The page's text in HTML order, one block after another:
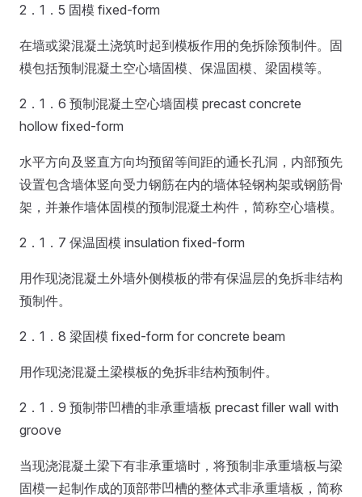
2．1．5 固模 fixed-form
在墙或梁混凝土浇筑时起到模板作用的免拆除预制件。固
模包括预制混凝土空心墙固模、保温固模、梁固模等。
2．1．6 预制混凝土空心墙固模 precast concrete
hollow fixed-form
水平方向及竖直方向均预留等间距的通长孔洞，内部预先
设置包含墙体竖向受力钢筋在内的墙体轻钢构架或钢筋骨
架，并兼作墙体固模的预制混凝土构件，简称空心墙模。
2．1．7 保温固模 insulation fixed-form
用作现浇混凝土外墙外侧模板的带有保温层的免拆非结构
预制件。
2．1．8 梁固模 fixed-form for concrete beam
用作现浇混凝土梁模板的免拆非结构预制件。
2．1．9 预制带凹槽的非承重墙板 precast filler wall with
groove
当现浇混凝土梁下有非承重墙时，将预制非承重墙板与梁
固模一起制作成的顶部带凹槽的整体式非承重墙板，简称